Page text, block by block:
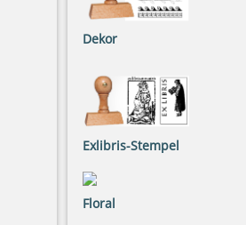
Dekor
Exlibris-Stempel
Floral